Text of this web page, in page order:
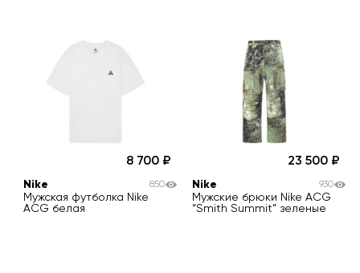
8 700
Nike
Мужская футболка Nike
ACG белая
850
23 500
Nike
Мужские брюки Nike ACG
“Smith Summit” зеленые
930